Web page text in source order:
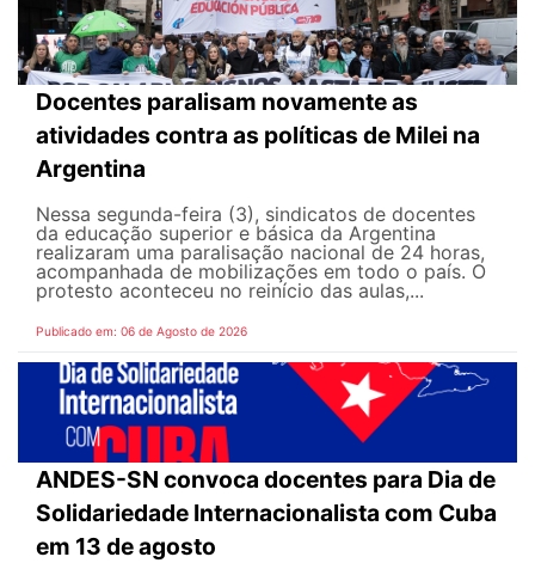
Docentes paralisam novamente as
atividades contra as políticas de Milei na
Argentina
Nessa segunda-feira (3), sindicatos de docentes
da educação superior e básica da Argentina
realizaram uma paralisação nacional de 24 horas,
acompanhada de mobilizações em todo o país. O
protesto aconteceu no reinício das aulas,...
Publicado em: 06 de Agosto de 2026
ANDES-SN convoca docentes para Dia de
Solidariedade Internacionalista com Cuba
em 13 de agosto